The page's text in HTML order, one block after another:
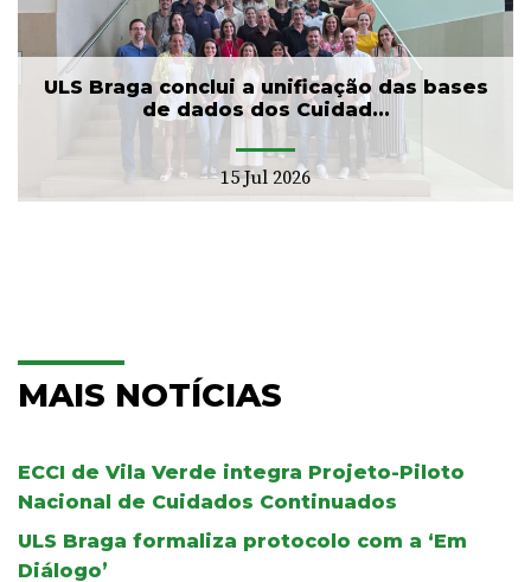
ULS Braga conclui a unificação das bases
de dados dos Cuidad...
15 Jul 2026
MAIS NOTÍCIAS
ECCI de Vila Verde integra Projeto-Piloto
Nacional de Cuidados Continuados
ULS Braga formaliza protocolo com a ‘Em
Diálogo’